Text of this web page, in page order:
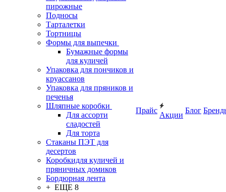
пирожные
Подносы
Тарталетки
Тортницы
Формы для выпечки
Бумажные формы
для куличей
Упаковка для пончиков и
круассанов
Упаковка для пряников и
печенья
Шляпные коробки
Для ассорти
сладостей
Для торта
Стаканы ПЭТ для
десертов
Коробкидля куличей и
пряничных домиков
Бордюрная лента
+ ЕЩЕ 8
Прайс
Акции
Блог